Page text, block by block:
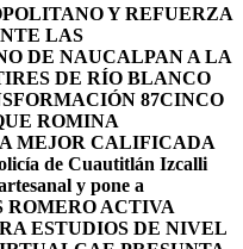
Y REFUERZA
LAS
DE NAUCALPAN A LA
DE RÍO BLANCO
87CINCO
ROMINA
MEJOR CALIFICADA
de Cuautitlán Izcalli
y pone a
ROMERO ACTIVA
ESTUDIOS DE NIVEL